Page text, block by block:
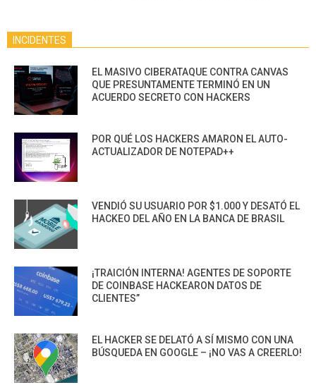
INCIDENTES
EL MASIVO CIBERATAQUE CONTRA CANVAS
QUE PRESUNTAMENTE TERMINÓ EN UN
ACUERDO SECRETO CON HACKERS
POR QUÉ LOS HACKERS AMARON EL AUTO-
ACTUALIZADOR DE NOTEPAD++
VENDIÓ SU USUARIO POR $1.000 Y DESATÓ EL
HACKEO DEL AÑO EN LA BANCA DE BRASIL
¡TRAICIÓN INTERNA! AGENTES DE SOPORTE
DE COINBASE HACKEARON DATOS DE
CLIENTES”
EL HACKER SE DELATÓ A SÍ MISMO CON UNA
BÚSQUEDA EN GOOGLE – ¡NO VAS A CREERLO!